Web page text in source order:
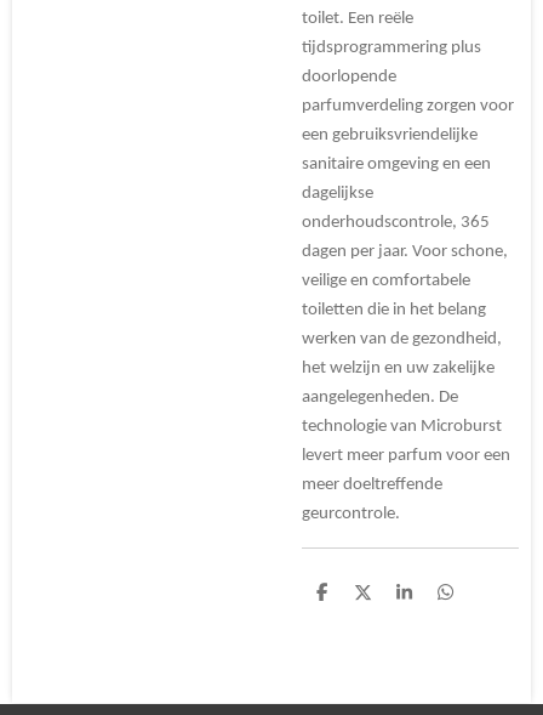
toilet. Een reële
tijdsprogrammering plus
doorlopende
parfumverdeling zorgen voor
een gebruiksvriendelijke
sanitaire omgeving en een
dagelijkse
onderhoudscontrole, 365
dagen per jaar. Voor schone,
veilige en comfortabele
toiletten die in het belang
werken van de gezondheid,
het welzijn en uw zakelijke
aangelegenheden. De
technologie van Microburst
levert meer parfum voor een
meer doeltreffende
geurcontrole.
D
D
S
D